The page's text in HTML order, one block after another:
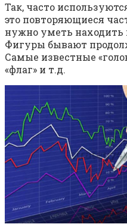
Так, часто
это повторяющиеся
нужно уметь находить
Фигуры бывают
Самые известные
«флаг» и т.д.